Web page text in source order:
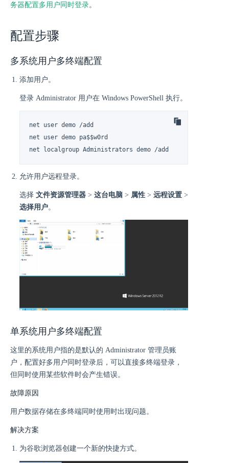
务器配置多用户同时登录。
配置步骤
多系统用户多终端配置
添加用户。
登录 Administrator 用户在 Windows PowerShell 执行。
net user demo /add				        # 创建用户
net user demo pa$$w0rd				        # 设置密码
允许用户远程登录。
选择 文件资源管理器 > 这台电脑 > 属性 > 远程设置 >
选择用户。
单系统用户多终端配置
这里的系统用户指的是默认的 Administrator 管理员账
户，配置好多用户同时登录后，可以直接多终端登录，
但同时使用某些软件时会产生错误。
故障原因
用户数据存储在多终端同时使用时出现问题。
解决方案
为谷歌浏览器创建一个新的快捷方式。